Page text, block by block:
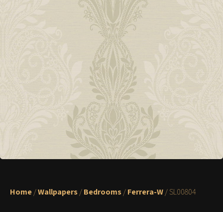
Home/Wallpapers/Bedrooms/Ferrera-W/ SL00804